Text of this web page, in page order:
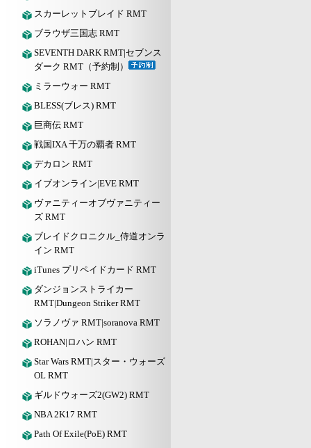
スカーレットブレイド RMT
ブラウザ三国志 RMT
SEVENTH DARK RMT|セブンス
ダーク RMT（予約制）
ミラーウォー RMT
BLESS(ブレス) RMT
巨商伝 RMT
戦国IXA 千万の覇者 RMT
デカロン RMT
イブオンライン|EVE RMT
ヴァニティーオブヴァニティー
ズ RMT
ブレイドクロニクル_侍道オンラ
イン RMT
iTunes プリペイドカード RMT
ダンジョンストライカー
RMT|Dungeon Striker RMT
ソラノヴァ RMT|soranova RMT
ROHAN|ロハン RMT
Star Wars RMT|スター・ウォーズ
OL RMT
ギルドウォーズ2(GW2) RMT
NBA 2K17 RMT
Path Of Exile(PoE) RMT